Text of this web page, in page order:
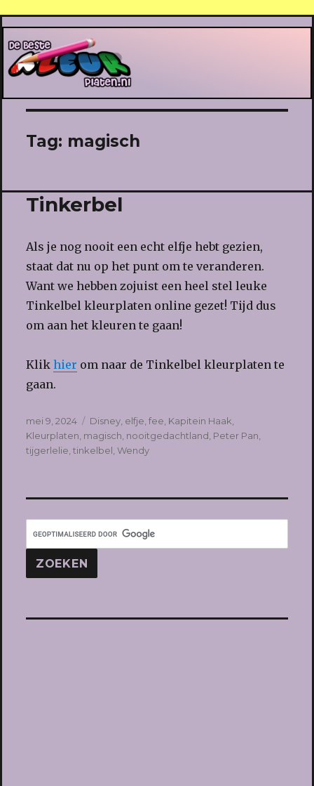
De Beste Kleurplaten
Tag: magisch
Tinkerbel
Als je nog nooit een echt elfje hebt gezien,
staat dat nu op het punt om te veranderen.
Want we hebben zojuist een heel stel leuke
Tinkelbel kleurplaten online gezet! Tijd dus
om aan het kleuren te gaan!
Klik hier om naar de Tinkelbel kleurplaten te
gaan.
Geplaatst
op
mei 9, 2024 Tags
Disney, elfje fee Kapitein Haak
Kleurplaten magisch nooitgedachtland Peter Pan
tijgerlelie tinkelbel Wendy